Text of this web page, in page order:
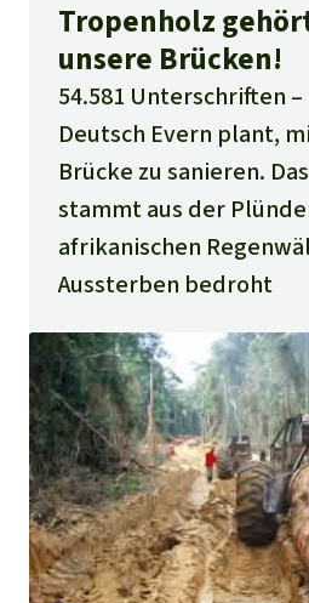
Tropenholz
unsere Brücken!
54.581 Unterschriften
Deutsch Evern plant,
Brücke zu sanieren.
stammt aus der
afrikanischen
Aussterben bedroht